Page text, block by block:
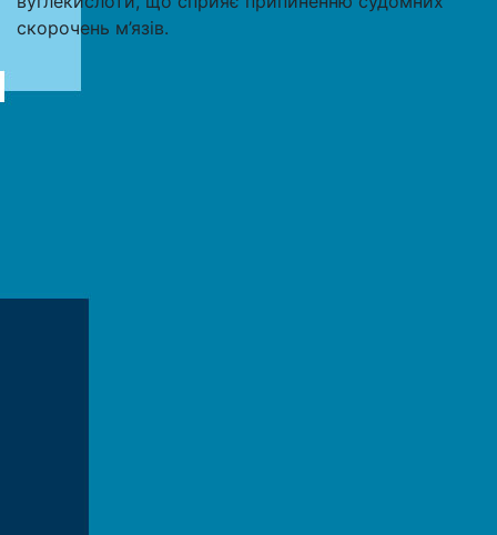
скорочень м’язів.